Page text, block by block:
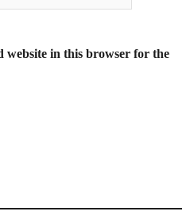
website in this browser for the